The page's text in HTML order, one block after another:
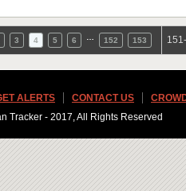
3 4 5 6 152 153
ALERTS CONTACT US
Tracker - 2017, All Rights Reserved